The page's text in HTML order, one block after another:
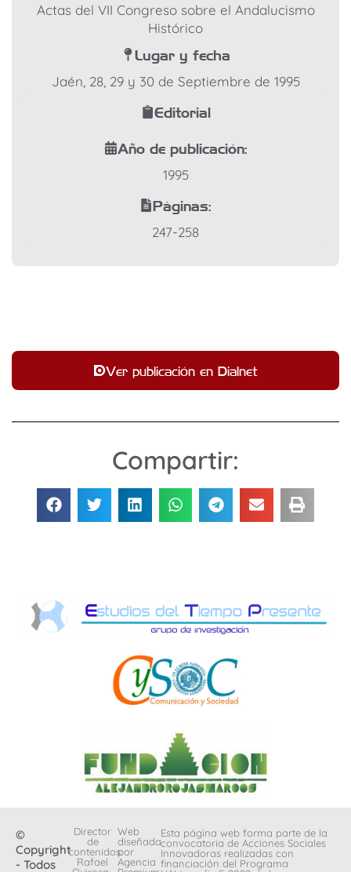
Actas del VII Congreso sobre el Andalucismo
Histórico
Lugar y fecha
Jaén, 28, 29 y 30 de Septiembre de 1995
Editorial
Año de publicación:
1995
Páginas:
247-258
Ver publicación en Dialnet
Compartir:
©
Copyright
- Todos
Director
de
contenidos:
Rafael
Web
diseñada
por
Agencia
Esta página web forma parte de la
convocatoria de Acciones Sociales
Innovadoras realizadas con
financiación del Programa